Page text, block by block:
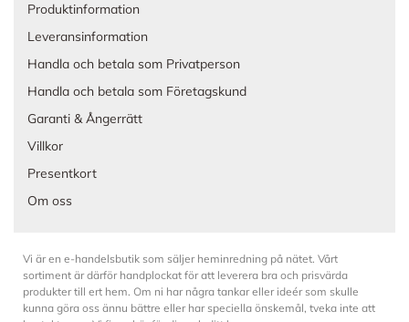
Produktinformation
Leveransinformation
Handla och betala som Privatperson
Handla och betala som Företagskund
Garanti & Ångerrätt
Villkor
Presentkort
Om oss
Vi är en e-handelsbutik som säljer heminredning på nätet. Vårt
sortiment är därför handplockat för att leverera bra och prisvärda
produkter till ert hem. Om ni har några tankar eller ideér som skulle
kunna göra oss ännu bättre eller har speciella önskemål, tveka inte att